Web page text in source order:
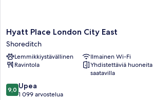
Hyatt
Place
London
City
East
Hyatt Place London City East
Shoreditch
Lemmikkiystävällinen
Ilmainen Wi-Fi
Ravintola
Yhdistettäviä huoneita
saatavilla
9.0
kautta
9,0 Upea
1 099 arvostelua